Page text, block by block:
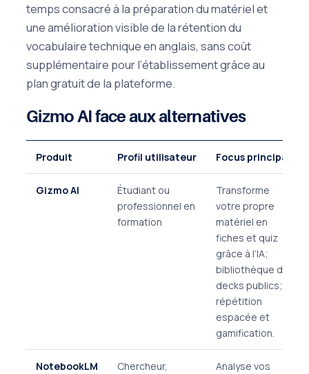
temps consacré à la préparation du matériel et
une amélioration visible de la rétention du
vocabulaire technique en anglais, sans coût
supplémentaire pour l’établissement grâce au
plan gratuit de la plateforme.
Gizmo AI face aux alternatives
Produit Profil utilisateur Focus principal
Gizmo AI
Étudiant ou
professionnel en
formation
Transforme
votre propre
matériel en
fiches et quiz
grâce à l’IA;
bibliothèque de
decks publics;
répétition
espacée et
gamification.
NotebookLM
Chercheur,
Analyse vos